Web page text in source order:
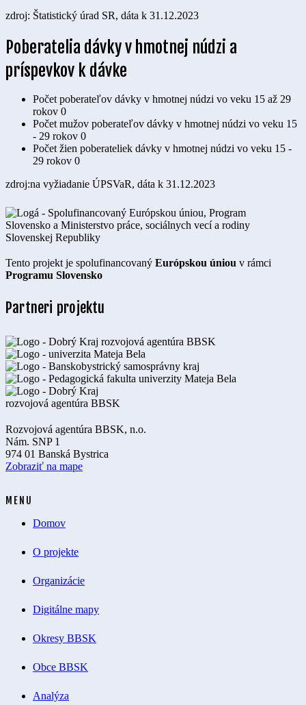
zdroj: Štatistický úrad SR, dáta k 31.12.2023
Poberatelia dávky v hmotnej núdzi a
príspevkov k dávke
Počet poberateľov dávky v hmotnej núdzi vo veku 15 až 29
rokov 0
Počet mužov poberateľov dávky v hmotnej núdzi vo veku 15
- 29 rokov 0
Počet žien poberateliek dávky v hmotnej núdzi vo veku 15 -
29 rokov 0
zdroj:na vyžiadanie ÚPSVaR, dáta k 31.12.2023
Tento projekt je spolufinancovaný Európskou úniou v rámci
Programu Slovensko
Partneri projektu
Rozvojová agentúra BBSK, n.o.
Nám. SNP 1
974 01 Banská Bystrica
Zobraziť na mape
MENU
Domov
O projekte
Organizácie
Digitálne mapy
Okresy BBSK
Obce BBSK
Analýza